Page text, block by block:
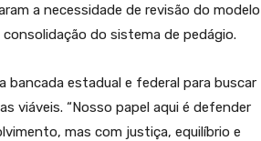
a necessidade de revisão do modelo
do sistema de pedágio.
bancada estadual e federal para buscar
viáveis. “Nosso papel aqui é defender
mas com justiça, equilíbrio e